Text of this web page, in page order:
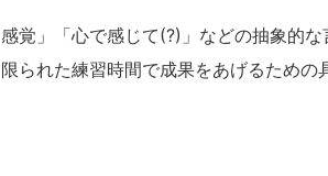
覚」「心で感じて(?)」などの抽象的
られた練習時間で成果をあげるための